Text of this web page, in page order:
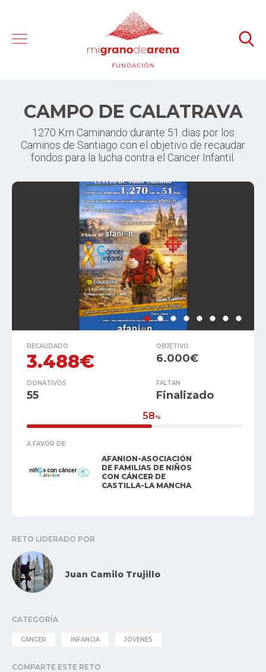
CAMPO DE CALATRAVA
1270 Km Caminando durante 51 dias por los
Caminos de Santiago con el objetivo de recaudar
fondos para la lucha contra el Cancer Infantil.
RECAUDADO
3.488€
OBJETIVO
6.000€
DONATIVOS
55
FALTAN
Finalizado
58%
A FAVOR DE
AFANION-ASOCIACIÓN
DE FAMILIAS DE NIÑOS
CON CÁNCER DE
CASTILLA-LA MANCHA
RETO LIDERADO POR
Juan Camilo Trujillo
CATEGORÍA
CÁNCER INFANCIA JÓVENES
COMPARTE ESTE RETO